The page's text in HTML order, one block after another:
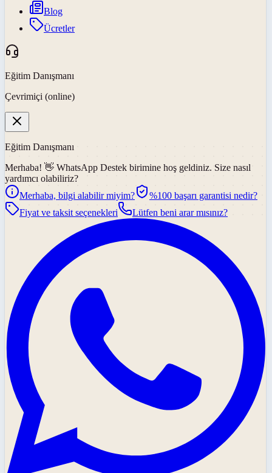
Blog
Ücretler
Eğitim Danışmanı
Çevrimiçi (online)
Eğitim Danışmanı
Merhaba! 👋 WhatsApp Destek birimine hoş geldiniz. Size nasıl
yardımcı olabiliriz?
Merhaba, bilgi alabilir miyim?
%100 başarı garantisi nedir?
Fiyat ve taksit seçenekleri
Lütfen beni arar mısınız?